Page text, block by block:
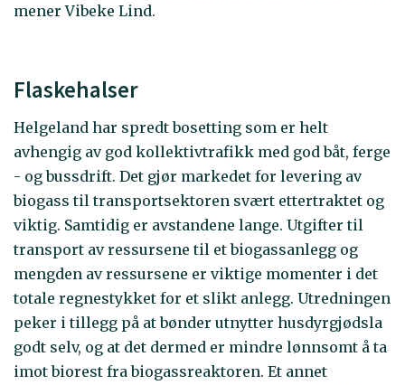
mener Vibeke Lind.
Flaskehalser
Helgeland har spredt bosetting som er helt
avhengig av god kollektivtrafikk med god båt, ferge
- og bussdrift. Det gjør markedet for levering av
biogass til transportsektoren svært ettertraktet og
viktig. Samtidig er avstandene lange. Utgifter til
transport av ressursene til et biogassanlegg og
mengden av ressursene er viktige momenter i det
totale regnestykket for et slikt anlegg. Utredningen
peker i tillegg på at bønder utnytter husdyrgjødsla
godt selv, og at det dermed er mindre lønnsomt å ta
imot biorest fra biogassreaktoren. Et annet